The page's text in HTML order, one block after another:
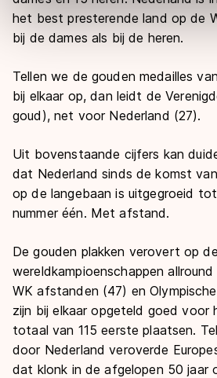
Door op ‘Toestaan’ te klikken,
overdracht. Meer informatie vindt u
het best presterende land op de
bij de dames als bij de heren.
Tellen we de gouden medailles
bij elkaar op, dan leidt de
goud), net voor Nederland (27).
Uit bovenstaande cijfers kan
dat Nederland sinds de komst
op de langebaan is uitgegroeid
nummer één. Met afstand.
De gouden plakken verovert op de
wereldkampioenschappen
WK afstanden (47) en
zijn bij elkaar opgeteld goed voor
totaal van 115 eerste plaatsen.
door Nederland veroverde
dat klonk in de afgelopen 50 jaar